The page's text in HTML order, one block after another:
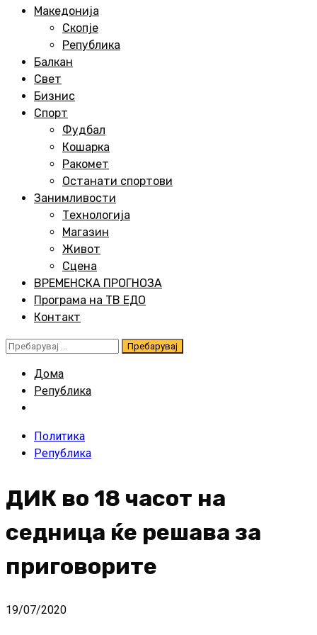
Македонија
Скопје
Република
Балкан
Свет
Бизнис
Спорт
Фудбал
Кошарка
Ракомет
Останати спортови
Занимливости
Технологија
Магазин
Живот
Сцена
ВРЕМЕНСКА ПРОГНОЗА
Програма на ТВ ЕДО
Контакт
Пребарувај
Дома
Република
Политика
Република
ДИК во 18 часот на
седница ќе решава за
приговорите
19/07/2020